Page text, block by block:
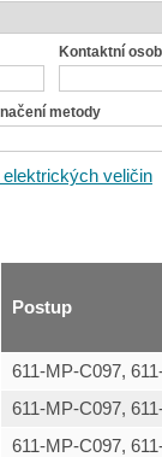
Kontaktní
metody
elektrických veličin
Postup
611-MP-C097,
611-MP-C097,
611-MP-C097,